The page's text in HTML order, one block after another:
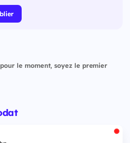
le moment, soyez le premier